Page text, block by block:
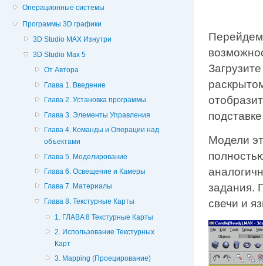
Операционные системы
Программы 3D графики
3D Studio MAX Изнутри
3D Studio Max 5
От Автора
Глава 1. Введение
Глава 2. Установка программы
Глава 3. Элементы Управления
Глава 4. Команды и Операции над
объектами
Глава 5. Моделирование
Глава 6. Освещение и Камеры
Глава 7. Материалы
Глава 8. Текстурные Карты
1. ГЛABA 8 Текстурные Карты
2. Использование Текстурных
Карт
3. Mapping (Проецирование)
Модели
задания.
свечи и